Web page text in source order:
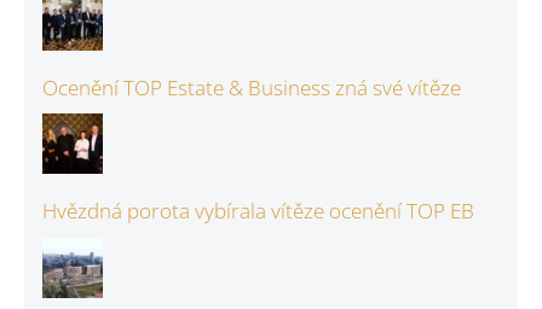
Ocenění TOP Estate & Business zná své vítěze
Hvězdná porota vybírala vítěze ocenění TOP EB